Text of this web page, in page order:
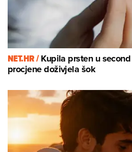
NET.HR /Kupila prsten u
procjene doživjela šok